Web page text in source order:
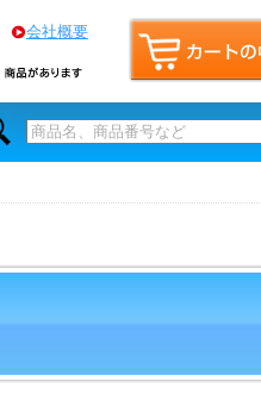
会社概要